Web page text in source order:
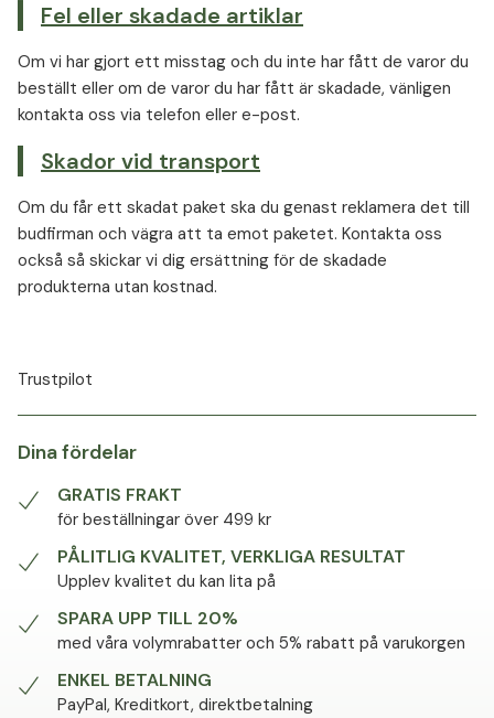
Fel eller skadade artiklar
Om vi har gjort ett misstag och du inte har fått de varor du
beställt eller om de varor du har fått är skadade, vänligen
kontakta oss via telefon eller e-post.
Skador vid transport
Om du får ett skadat paket ska du genast reklamera det till
budfirman och vägra att ta emot paketet. Kontakta oss
också så skickar vi dig ersättning för de skadade
produkterna utan kostnad.
Trustpilot
Dina fördelar
GRATIS FRAKT
för beställningar över 499 kr
PÅLITLIG KVALITET, VERKLIGA RESULTAT
Upplev kvalitet du kan lita på
SPARA UPP TILL 20%
med våra volymrabatter och 5% rabatt på varukorgen
ENKEL BETALNING
PayPal, Kreditkort, direktbetalning